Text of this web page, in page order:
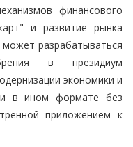
финансового
и развитие рынка
может разрабатываться
в президиум
экономики и
в ином формате без
приложением к